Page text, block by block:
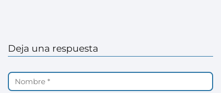
Deja una respuesta